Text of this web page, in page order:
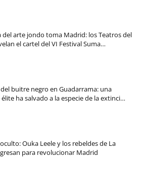
del arte jondo toma Madrid: los Teatros del
el cartel del VI Festival Suma…
buitre negro en Guadarrama: una
ha salvado a la especie de la extinci…
Ouka Leele y los rebeldes de La
para revolucionar Madrid